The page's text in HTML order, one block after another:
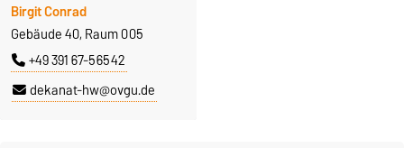
Birgit Conrad
Gebäude 40, Raum 005
+49 391 67-56542
dekanat-hw@ovgu.de